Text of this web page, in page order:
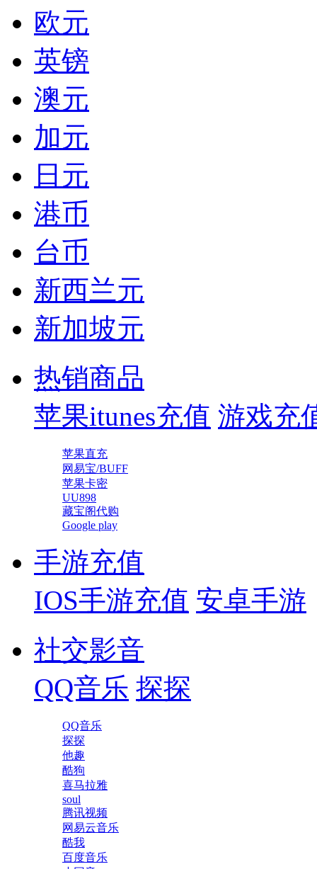
欧元
英镑
澳元
加元
日元
港币
台币
新西兰元
新加坡元
热销商品
苹果itunes充值 游戏充
苹果直充
网易宝/BUFF
苹果卡密
UU898
藏宝阁代购
Google play
手游充值
IOS手游充值 安卓手游
社交影音
QQ音乐 探探
QQ音乐
探探
他趣
酷狗
喜马拉雅
soul
腾讯视频
网易云音乐
酷我
百度音乐